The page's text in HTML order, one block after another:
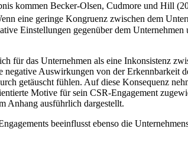
kommen Becker-Olsen, Cudmore und Hill
eine geringe Kongruenz zwischen dem
Einstellungen gegenüber dem
das Unternehmen als eine Inkonsistenz
Auswirkungen von der Erkennbarkeit
getäuscht fühlen. Auf diese Konsequenz
Motive für sein CSR-Engagement
Anhang ausführlich dargestellt.
beeinflusst ebenso die